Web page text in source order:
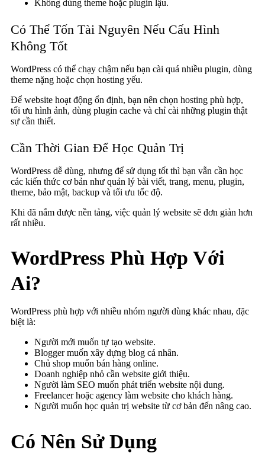
Không dùng theme hoặc plugin lậu.
Có Thể Tốn Tài Nguyên Nếu Cấu Hình
Không Tốt
WordPress có thể chạy chậm nếu bạn cài quá nhiều plugin, dùng
theme nặng hoặc chọn hosting yếu.
Để website hoạt động ổn định, bạn nên chọn hosting phù hợp,
tối ưu hình ảnh, dùng plugin cache và chỉ cài những plugin thật
sự cần thiết.
Cần Thời Gian Để Học Quản Trị
WordPress dễ dùng, nhưng để sử dụng tốt thì bạn vẫn cần học
các kiến thức cơ bản như quản lý bài viết, trang, menu, plugin,
theme, bảo mật, backup và tối ưu tốc độ.
Khi đã nắm được nền tảng, việc quản lý website sẽ đơn giản hơn
rất nhiều.
WordPress Phù Hợp Với
Ai?
WordPress phù hợp với nhiều nhóm người dùng khác nhau, đặc
biệt là:
Người mới muốn tự tạo website.
Blogger muốn xây dựng blog cá nhân.
Chủ shop muốn bán hàng online.
Doanh nghiệp nhỏ cần website giới thiệu.
Người làm SEO muốn phát triển website nội dung.
Freelancer hoặc agency làm website cho khách hàng.
Người muốn học quản trị website từ cơ bản đến nâng cao.
Có Nên Sử Dụng